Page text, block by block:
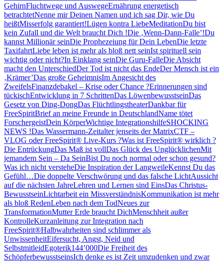
GehirnFluchtwege und AuswegeErnährung energetisch
betrachtetNenne mir Deinen Namen und ich sag Dir, wie Du
heißtMisserfolg garantiert!Lügen kontra LiebeMeditationDu bist
kein Zufall und die Welt braucht Dich !Die ‚Wenn-Dann-Falle’!Du
kannst Millionär seinDie Prophezeiung für Dein LebenDie letzte
TaxifahrtLiebe leben ist mehr als bloß nett seinIst spirituell sein
wichtig oder nicht?In Einklang seinDie Guru-FalleDie Absicht
macht den UnterschiedDer Tod ist nicht das EndeDer Mensch ist ein
‚Krämer’Das große GeheimnisIm Angesicht des
ZweifelsFinanzdebakel – Krise oder Chance ?Erinnerungen sind
tückischEntwicklung in 7 SchrittenDas LöwenbewusstseinDas
Gesetz von Ding-DongDas FlüchtlingstheaterDankbar für
FreeSpiritBrief an meine Freunde in DeutschlandName tötet
ForschergeistDein KörperWichtige IntegrationshilfeSHOCKING
NEWS !Das Wassermann-Zeitalter jenseits der MatrixCTF –
VLOG oder FreeSpirit® Live-Kurs ?Was ist FreeSpirit® wirklich ?
Die EntrückungDas Maß ist vollDas Glück des UnglücklichenMit
jemandem Sein – Da SeinBist Du noch normal oder schon gesund?
Was ich nicht versteheDie Inspiration der LangweileKennst Du das
Gefühl…Die doppelte Verschwörung und das falsche LichtAussicht
auf die nächsten JahreLehren und Lernen sind EinsDas Christus-
BewusstseinLichtarbeit ein MissverständnisKommunikation ist mehr
als bloß RedenLeben nach dem TodNeues zur
TransformationMutter Erde braucht DichMenschheit außer
KontrolleKurzanleitung zur Integration nach
FreeSpirit®Halbwahrheiten sind schlimmer als
UnwissenheitEifersucht, Angst, Neid und
SelbstmitleidEgoterik144’000Die Freiheit des
SchöpferbewusstseinsIch denke es ist Zeit umzudenken und zwar